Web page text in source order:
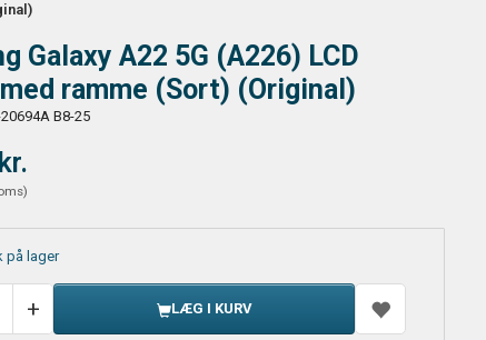
Galaxy A22 5G (A226) LCD
ramme (Sort) (Original)
B8-25
)
på lager
LÆG I KURV